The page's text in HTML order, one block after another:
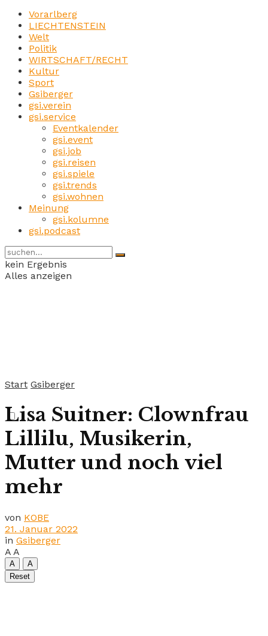
Vorarlberg
LIECHTENSTEIN
Welt
Politik
WIRTSCHAFT/RECHT
Kultur
Sport
Gsiberger
gsi.verein
gsi.service
Eventkalender
gsi.event
gsi.job
gsi.reisen
gsi.spiele
gsi.trends
gsi.wohnen
Meinung
gsi.kolumne
gsi.podcast
kein Ergebnis
Alles anzeigen
Start Gsiberger
Lisa Suitner: Clownfrau
Lillilu, Musikerin,
Mutter und noch viel
mehr
von KOBE
21. Januar 2022
in Gsiberger
A A
A
A
Reset